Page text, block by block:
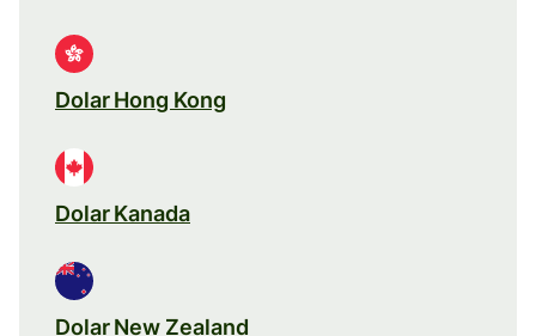
Dolar Hong Kong
Dolar Kanada
Dolar New Zealand